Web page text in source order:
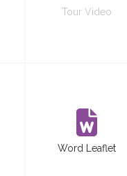
Tour Video
Word Leaflet